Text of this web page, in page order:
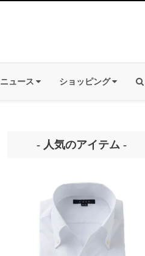
ニュース ショッピング
- 人気のアイテム -